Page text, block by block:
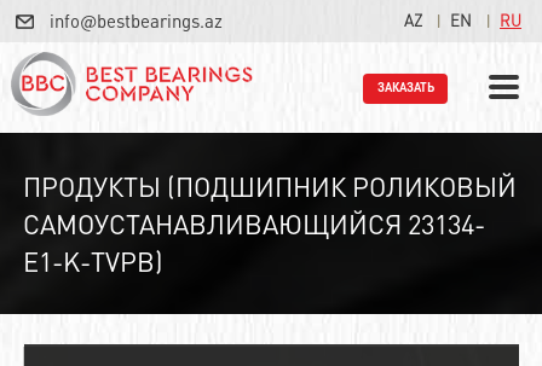
info@bestbearings.az AZ EN RU
ЗАКАЗАТЬ
ПРОДУКТЫ (ПОДШИПНИК РОЛИКОВЫЙ
САМОУСТАНАВЛИВАЮЩИЙСЯ 23134-
E1-K-TVPB)